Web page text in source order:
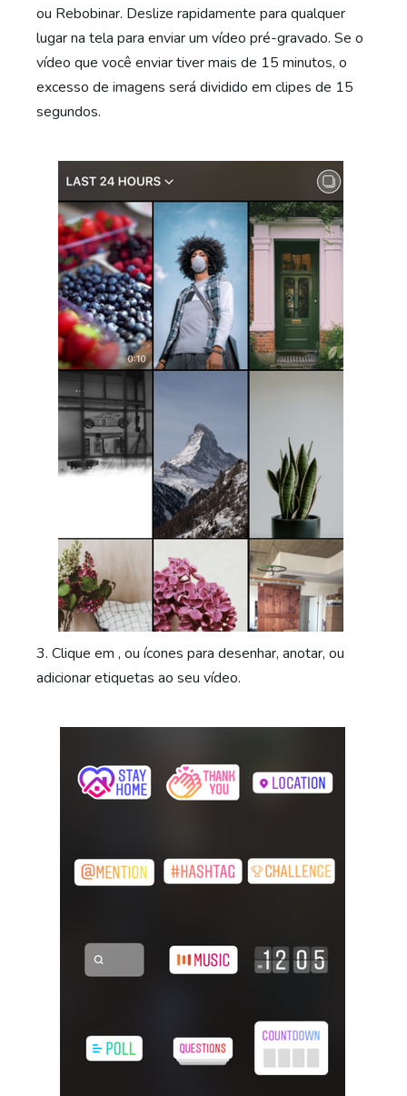
ou Rebobinar. Deslize rapidamente para qualquer
lugar na tela para enviar um vídeo pré-gravado. Se o
vídeo que você enviar tiver mais de 15 minutos, o
excesso de imagens será dividido em clipes de 15
segundos.
3. Clique em , ou ícones para desenhar, anotar, ou
adicionar etiquetas ao seu vídeo.